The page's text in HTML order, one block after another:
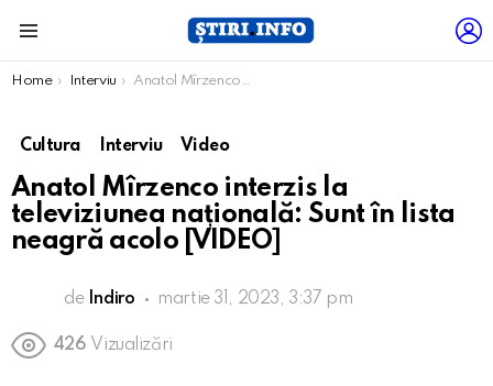
You are here:
Home Interviu Anatol Mîrzenco interzis la televiziunea națională: Sunt în lista neagră acolo [VIDEO]
Cultura Interviu Video
Anatol Mîrzenco interzis la
televiziunea națională: Sunt în lista
neagră acolo [VIDEO]
de Indiro martie 31, 2023, 3:37 pm
426 Vizualizări